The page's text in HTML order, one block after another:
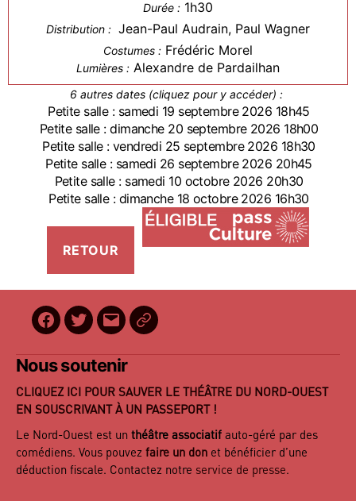
Durée : 1h30
Distribution : Jean-Paul Audrain, Paul Wagner
Costumes : Frédéric Morel
Lumières : Alexandre de Pardailhan
6 autres dates (cliquez pour y accéder) :
Petite salle : samedi 19 septembre 2026 18h45
Petite salle : dimanche 20 septembre 2026 18h00
Petite salle : vendredi 25 septembre 2026 18h30
Petite salle : samedi 26 septembre 2026 20h45
Petite salle : samedi 10 octobre 2026 20h30
Petite salle : dimanche 18 octobre 2026 16h30
Facebook
Twitter
E-
mail
BilletReduc
Nous soutenir
CLIQUEZ ICI POUR SAUVER LE THÉÂTRE DU NORD-OUEST
EN SOUSCRIVANT À UN PASSEPORT !
Le Nord-Ouest est un théâtre associatif auto-géré par des
comédiens. Vous pouvez faire un don et bénéficier d’une
déduction fiscale. Contactez notre service de presse.